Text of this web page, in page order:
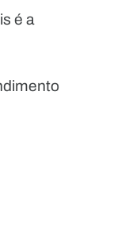
é a